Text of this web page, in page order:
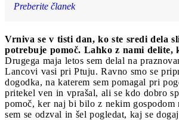
Preberite članek
Vrniva se v tisti dan, ko ste sredi dela
potrebuje pomoč. Lahko z nami delite,
Drugega maja letos sem delal na
Lancovi vasi pri Ptuju. Ravno smo se
dogodka, na katerem sem pomagal pri
pritekel ven in vprašal, ali se kdo dobro
pomoč, ker naj bi bilo z nekim gospodom
sem se odzval in šel pogledat, kaj se